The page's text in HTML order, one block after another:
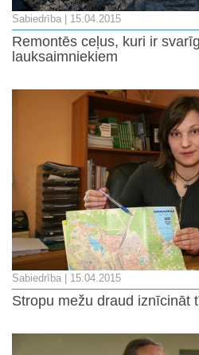
Sabiedrība | 15.04.2015
Remontēs ceļus, kuri ir
lauksaimniekiem
Sabiedrība | 15.04.2015
Stropu mežu draud iznīcināt